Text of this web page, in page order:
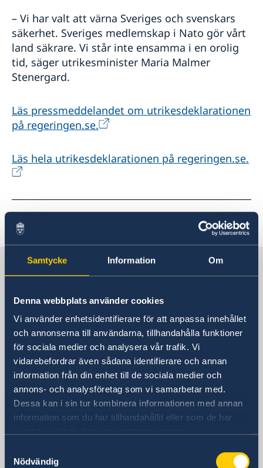
Samtycke Information Om
Denna webbplats använder cookies
Vi använder enhetsidentifierare för att anpassa innehållet
och annonserna till användarna, tillhandahålla funktioner
för sociala medier och analysera vår trafik. Vi
vidarebefordrar även sådana identifierare och annan
information från din enhet till de sociala medier och
annons- och analysföretag som vi samarbetar med.
Dessa kan i sin tur kombinera informationen med annan
information som du har tillhandahållit eller som de har
Nödvändig
– Vi har valt att värna Sveriges och svenskars
säkerhet. Sveriges medlemskap i Nato gör vårt
land säkrare. Vi står inte ensamma i en orolig
tid, säger utrikesminister Maria Malmer
Stenergard.
Läs pressmeddelandet om utrikesdeklarationen
på regeringen.se.
Läs hela utrikesdeklarationen på regeringen.se.
Senast uppdaterad 23 feb. 2026, 15.40
Sverige i Kina
Sveriges generalkonsulat i Shanghai
Besöksadress
Shanghai Central Plaza, våning 15
381 Huaihai Road (Middle)
Huangpu, Shanghai
Metro: South Huangpi Road (utgång 1)
Postadress
Sveriges generalkonsulat i Shanghai
1521-1541 Shanghai Central Plaza
Shanghai 200020